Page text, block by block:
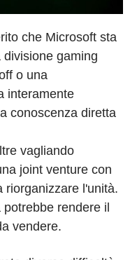
che Microsoft sta
gaming
o una
interamente
conoscenza diretta
vagliando
joint venture con
riorganizzare l'unità.
rendere il
vendere.